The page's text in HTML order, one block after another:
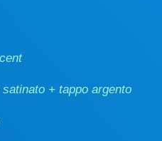
+ tappo argento